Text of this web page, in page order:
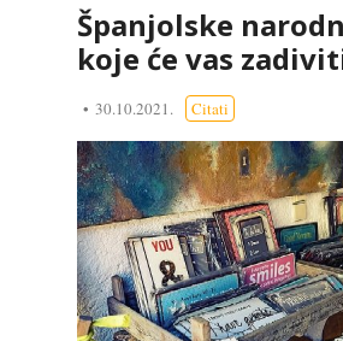
Španjolske
koje će vas
30.10.2021. Citati